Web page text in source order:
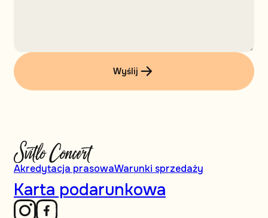
Wyślij
Akredytacja prasowaWarunki sprzedaży
Karta podarunkowa